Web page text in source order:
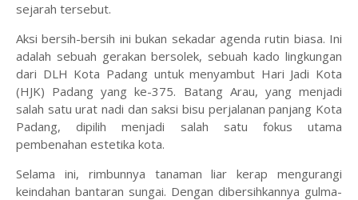
sejarah tersebut.
Aksi bersih-bersih ini bukan sekadar agenda rutin biasa. Ini
adalah sebuah gerakan bersolek, sebuah kado lingkungan
dari DLH Kota Padang untuk menyambut Hari Jadi Kota
(HJK) Padang yang ke-375. Batang Arau, yang menjadi
salah satu urat nadi dan saksi bisu perjalanan panjang Kota
Padang, dipilih menjadi salah satu fokus utama
pembenahan estetika kota.
Selama ini, rimbunnya tanaman liar kerap mengurangi
keindahan bantaran sungai. Dengan dibersihkannya gulma-